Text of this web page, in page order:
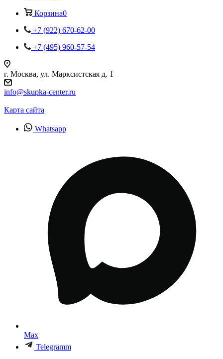
Корзина0
+7 (922) 670-62-00
+7 (495) 960-57-54
г. Москва, ул. Марксистская д. 1
info@skupka-center.ru
Карта сайта
Whatsapp
Max
Telegramm